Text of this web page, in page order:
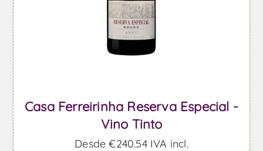
Casa Ferreirinha Reserva Especial -
Vino Tinto
Desde €240,54 IVA incl.